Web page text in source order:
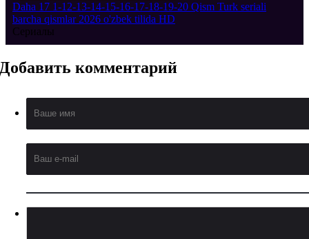
Daha 17 1-12-13-14-15-16-17-18-19-20 Qism Turk seriali
barcha qismlar 2026 o'zbek tilida HD
Сериалы
комментарий